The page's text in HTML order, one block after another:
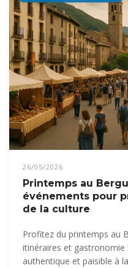
26/05/2026
Printemps au
événements pour
de la culture
Profitez du printemps au
itinéraires et
authentique et paisible à